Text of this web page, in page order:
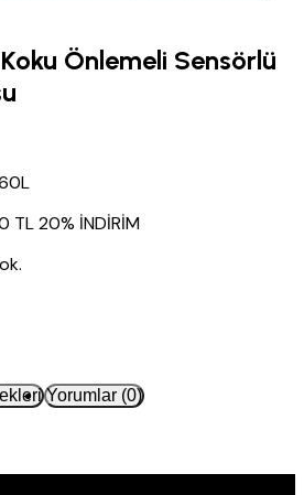
Önlemeli Sensörlü
TL20% İNDİRİM
Yorumlar (0)